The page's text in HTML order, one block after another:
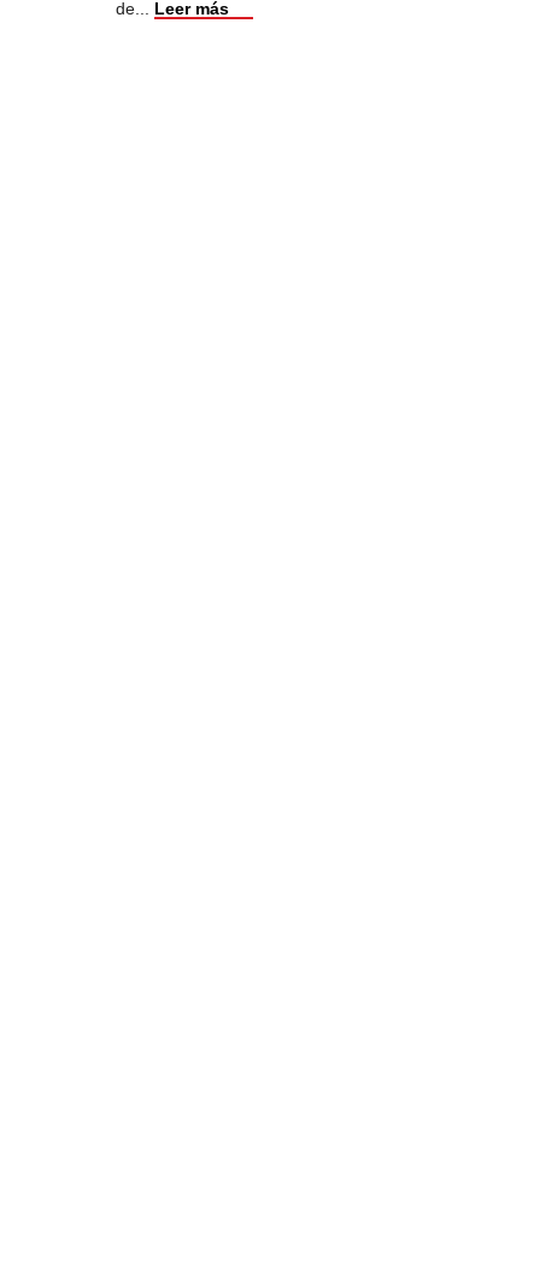
de Leer más